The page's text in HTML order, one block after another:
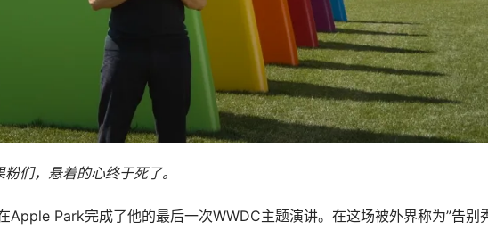
粉们，悬着的心终于死了。
Apple Park完成了他的最后一次WWDC主题演讲。在这场被外界称为”告别